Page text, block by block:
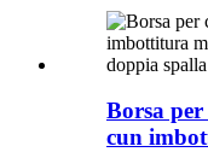
Borsa
cun